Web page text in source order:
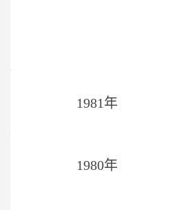
1981年
1980年